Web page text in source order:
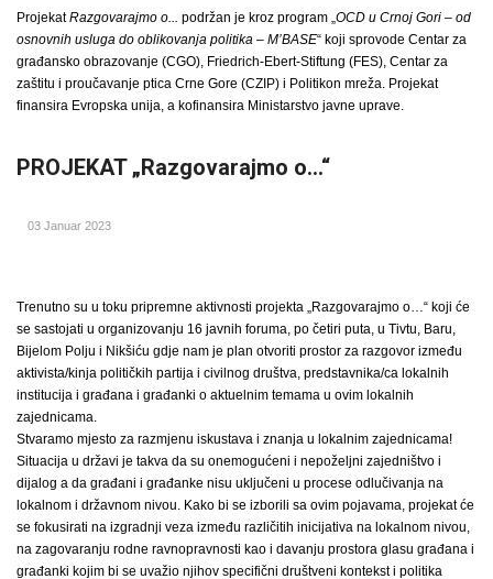
ProjekatRazgovarajmo o... podržan je kroz program „OCD u Crnoj Gori – od
osnovnih usluga do oblikovanja politika – M’BASE“ koji sprovode Centar za
građansko obrazovanje (CGO), Friedrich-Ebert-Stiftung (FES), Centar za
zaštitu i proučavanje ptica Crne Gore (CZIP) i Politikon mreža. Projekat
finansira Evropska unija, a kofinansira Ministarstvo javne uprave.
PROJEKAT „Razgovarajmo o…“
03 Januar 2023
Trenutno su u toku pripremne aktivnosti projekta „Razgovarajmo o…“ koji će
se sastojati u organizovanju 16 javnih foruma, po četiri puta, u Tivtu, Baru,
Bijelom Polju i Nikšiću gdje nam je plan otvoriti prostor za razgovor između
aktivista/kinja političkih partija i civilnog društva, predstavnika/ca lokalnih
institucija i građana i građanki o aktuelnim temama u ovim lokalnih
zajednicama.
Stvaramo mjesto za razmjenu iskustava i znanja u lokalnim zajednicama!
Situacija u državi je takva da su onemogućeni i nepoželjni zajedništvo i
dijalog a da građani i građanke nisu uključeni u procese odlučivanja na
lokalnom i državnom nivou. Kako bi se izborili sa ovim pojavama, projekat će
se fokusirati na izgradnji veza između različitih inicijativa na lokalnom nivou,
na zagovaranju rodne ravnopravnosti kao i davanju prostora glasu građana i
građanki kojim bi se uvažio njihov specifični društveni kontekst i politika